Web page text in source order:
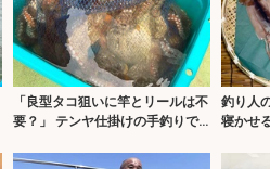
「良型タコ狙いに竿とリールは不
要？」 テンヤ仕掛けの手釣りで
京湾】
釣り人
寝かせ